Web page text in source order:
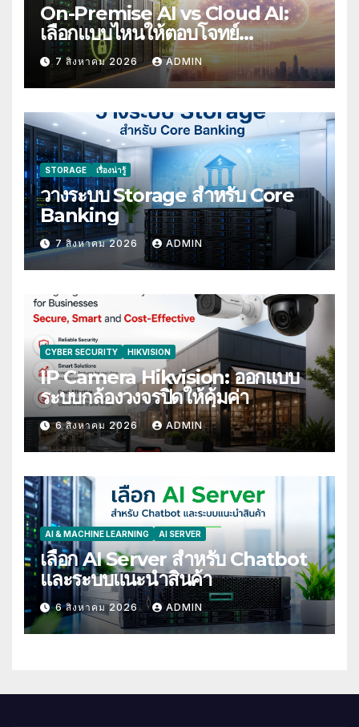
On-Premise AI vs Cloud AI:
เลือกแบบไหนให้ตอบโจทย์
Compliance
7 สิงหาคม 2026 ADMIN
STORAGE เรื่องน่ารู้
วางระบบ Storage สำหรับ Core
Banking
7 สิงหาคม 2026 ADMIN
CYBER SECURITY HIKVISION
IP Camera Hikvision: ออกแบบ
ระบบกล้องวงจรปิดให้คุ้มค่า
6 สิงหาคม 2026 ADMIN
AI & MACHINE LEARNING AI SERVER
เลือก AI Server สำหรับ Chatbot
และระบบแนะนำสินค้า
6 สิงหาคม 2026 ADMIN